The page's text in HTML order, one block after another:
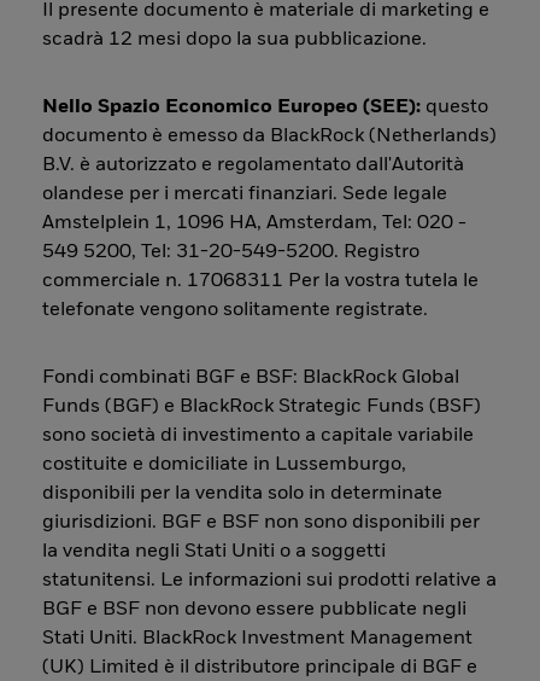
Il presente documento è materiale di marketing e
scadrà 12 mesi dopo la sua pubblicazione.
Nello Spazio Economico Europeo (SEE): questo
documento è emesso da BlackRock (Netherlands)
B.V. è autorizzato e regolamentato dall'Autorità
olandese per i mercati finanziari. Sede legale
Amstelplein 1, 1096 HA, Amsterdam, Tel: 020 -
549 5200, Tel: 31-20-549-5200. Registro
commerciale n. 17068311 Per la vostra tutela le
telefonate vengono solitamente registrate.
Fondi combinati BGF e BSF: BlackRock Global
Funds (BGF) e BlackRock Strategic Funds (BSF)
sono società di investimento a capitale variabile
costituite e domiciliate in Lussemburgo,
disponibili per la vendita solo in determinate
giurisdizioni. BGF e BSF non sono disponibili per
la vendita negli Stati Uniti o a soggetti
statunitensi. Le informazioni sui prodotti relative a
BGF e BSF non devono essere pubblicate negli
Stati Uniti. BlackRock Investment Management
(UK) Limited è il distributore principale di BGF e